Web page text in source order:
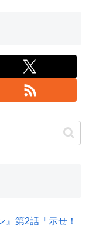
』第2話「示せ！